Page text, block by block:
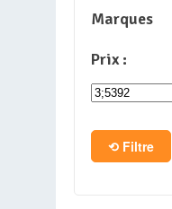
PC Tout-en-un
Tablettes
Marques
Prix :
Filtre